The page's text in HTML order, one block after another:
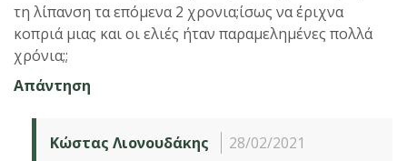
τη λίπανση τα επόμενα 2 χρονια;ίσως να έριχνα
κοπριά μιας και οι ελιές ήταν παραμελημένες πολλά
χρόνια;;
Απάντηση
Κώστας Λιονουδάκης
28/02/2021